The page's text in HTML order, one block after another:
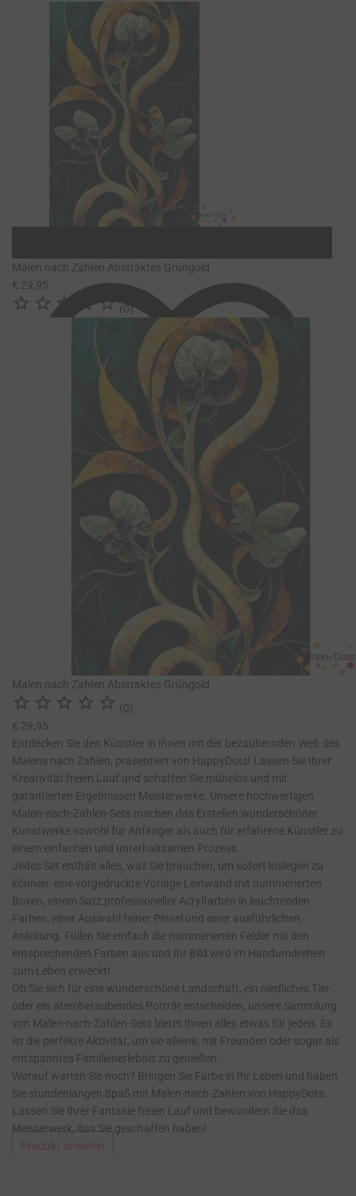
Malen nach Zahlen Abstraktes Grüngold
€ 29,95
    (0)
Malen nach Zahlen Abstraktes Grüngold
     (0)
€ 29,95
Entdecken Sie den Künstler in Ihnen mit der bezaubernden Welt des
Malens nach Zahlen, präsentiert von HappyDots! Lassen Sie Ihrer
Kreativität freien Lauf und schaffen Sie mühelos und mit
garantierten Ergebnissen Meisterwerke. Unsere hochwertigen
Malen-nach-Zahlen-Sets machen das Erstellen wunderschöner
Kunstwerke sowohl für Anfänger als auch für erfahrene Künstler zu
einem einfachen und unterhaltsamen Prozess.
Jedes Set enthält alles, was Sie brauchen, um sofort loslegen zu
können: eine vorgedruckte Vorlage Leinwand mit nummerierten
Boxen, einem Satz professioneller Acrylfarben in leuchtenden
Farben, einer Auswahl feiner Pinsel und einer ausführlichen
Anleitung. Füllen Sie einfach die nummerierten Felder mit den
entsprechenden Farben aus und Ihr Bild wird im Handumdrehen
zum Leben erweckt!
Ob Sie sich für eine wunderschöne Landschaft, ein niedliches Tier
oder ein atemberaubendes Porträt entscheiden, unsere Sammlung
von Malen-nach-Zahlen-Sets bietet Ihnen alles etwas für jeden. Es
ist die perfekte Aktivität, um sie alleine, mit Freunden oder sogar als
entspanntes Familienerlebnis zu genießen.
Worauf warten Sie noch? Bringen Sie Farbe in Ihr Leben und haben
Sie stundenlangen Spaß mit Malen-nach-Zahlen von HappyDots.
Lassen Sie Ihrer Fantasie freien Lauf und bewundern Sie das
Meisterwerk, das Sie geschaffen haben!
Produkt ansehen